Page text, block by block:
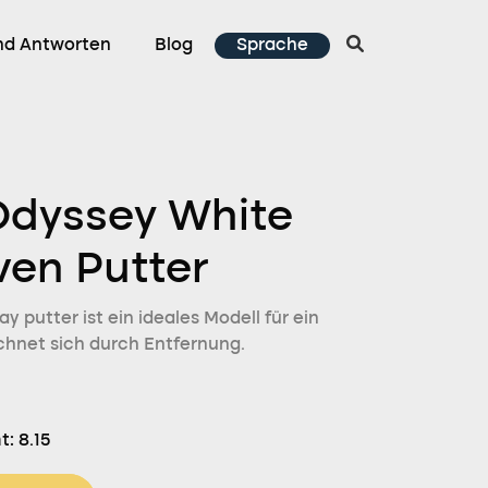
Antworten Blog Sprache
White
Putter
putter ist ein ideales Modell für ein
sich durch Entfernung.
8.15